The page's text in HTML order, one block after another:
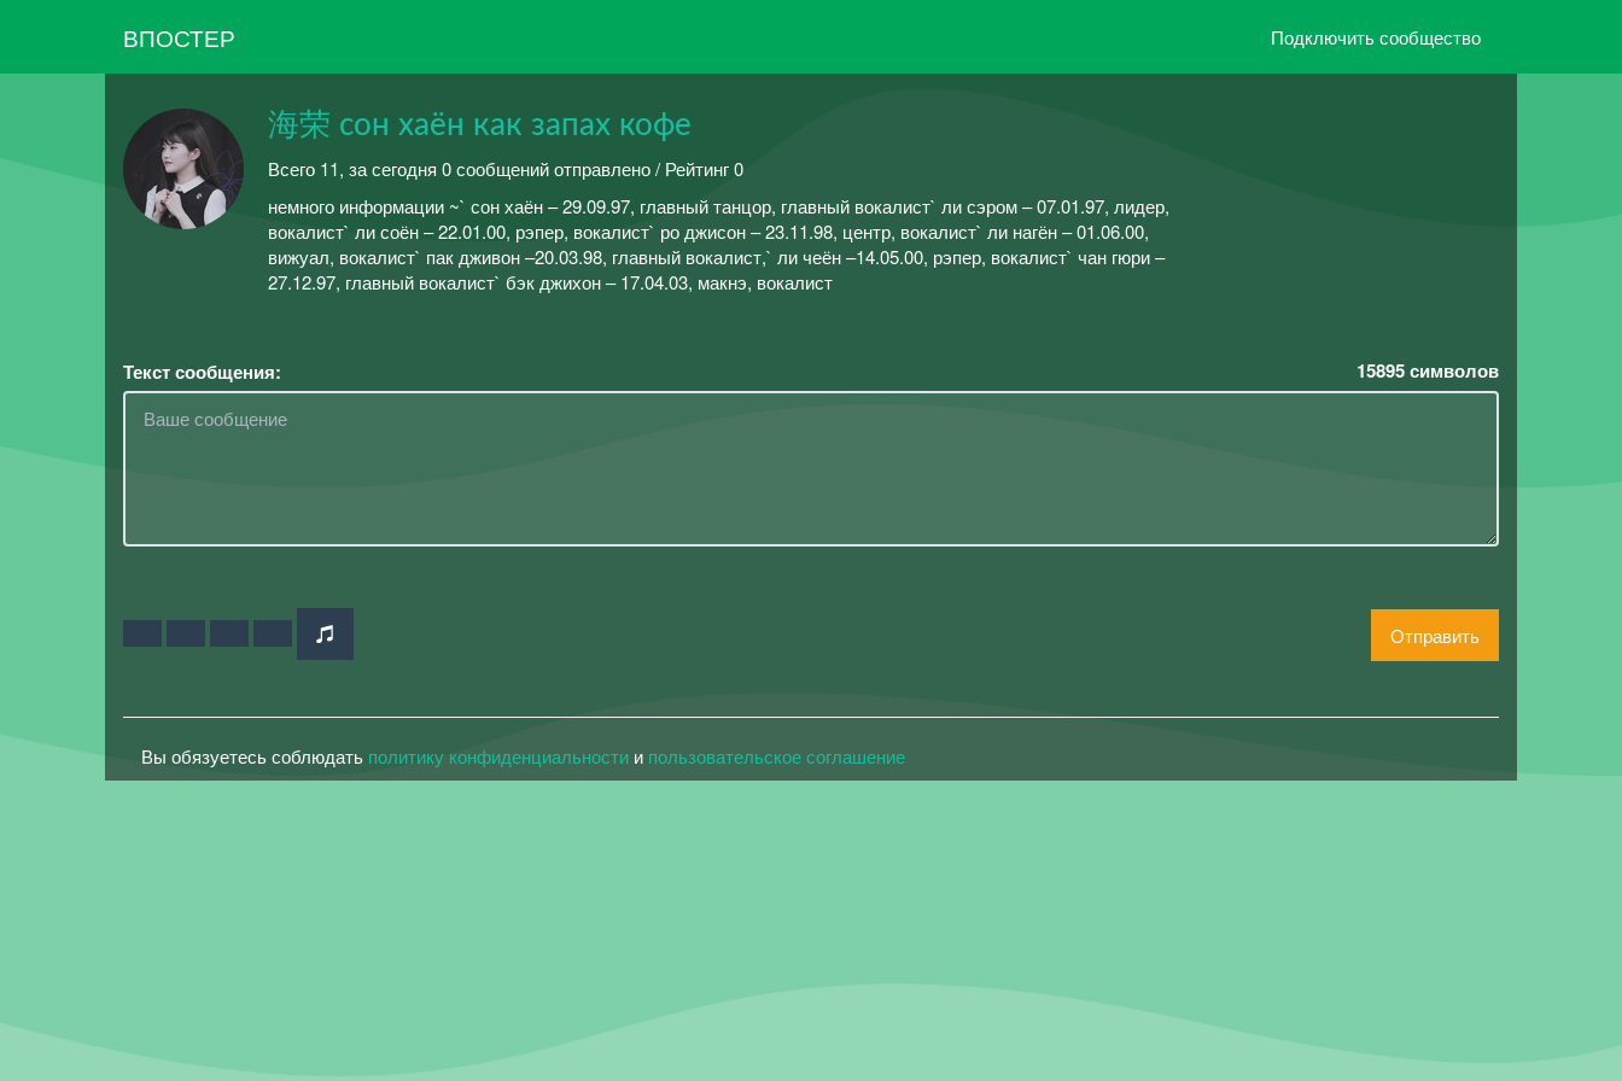
ВПОСТЕР Подключить сообщество
海荣 сон хаён как запах кофе
Всего 11, за сегодня 0 сообщений отправлено / Рейтинг 0
немного информации ~` сон хаён – 29.09.97, главный танцор, главный вокалист` ли сэром – 07.01.97, лидер,
вокалист` ли соён – 22.01.00, рэпер, вокалист` ро джисон – 23.11.98, центр, вокалист` ли нагён – 01.06.00,
вижуал, вокалист` пак дживон –20.03.98, главный вокалист,` ли чеён –14.05.00, рэпер, вокалист` чан гюри –
27.12.97, главный вокалист` бэк джихон – 17.04.03, макнэ, вокалист
Текст сообщения: 15895символов
Отправить
Вы обязуетесь соблюдать политику конфиденциальности и пользовательское соглашение